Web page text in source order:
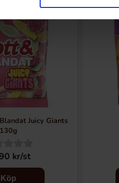
Juicy Giants
130g
kr/st
Köp